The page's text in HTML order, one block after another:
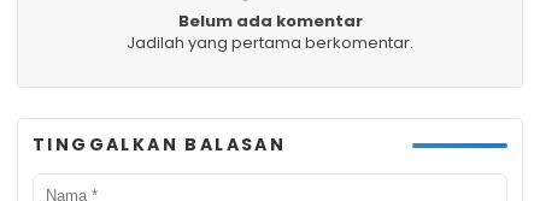
Belum ada komentar
Jadilah yang pertama berkomentar.
TINGGALKAN BALASAN